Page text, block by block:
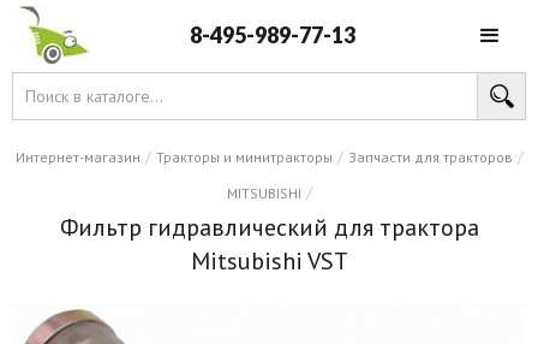
8-495-989-77-13
Интернет-магазин / Тракторы и минитракторы / Запчасти для тракторов /
MITSUBISHI /
Фильтр гидравлический для трактора
Mitsubishi VST